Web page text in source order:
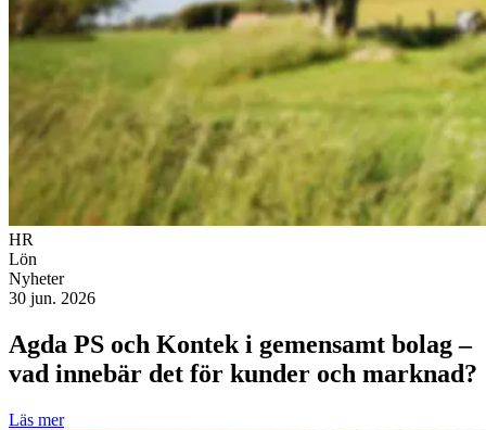
HR
Lön
Nyheter
30 jun. 2026
Agda PS och Kontek i gemensamt bolag –
vad innebär det för kunder och marknad?
Läs mer